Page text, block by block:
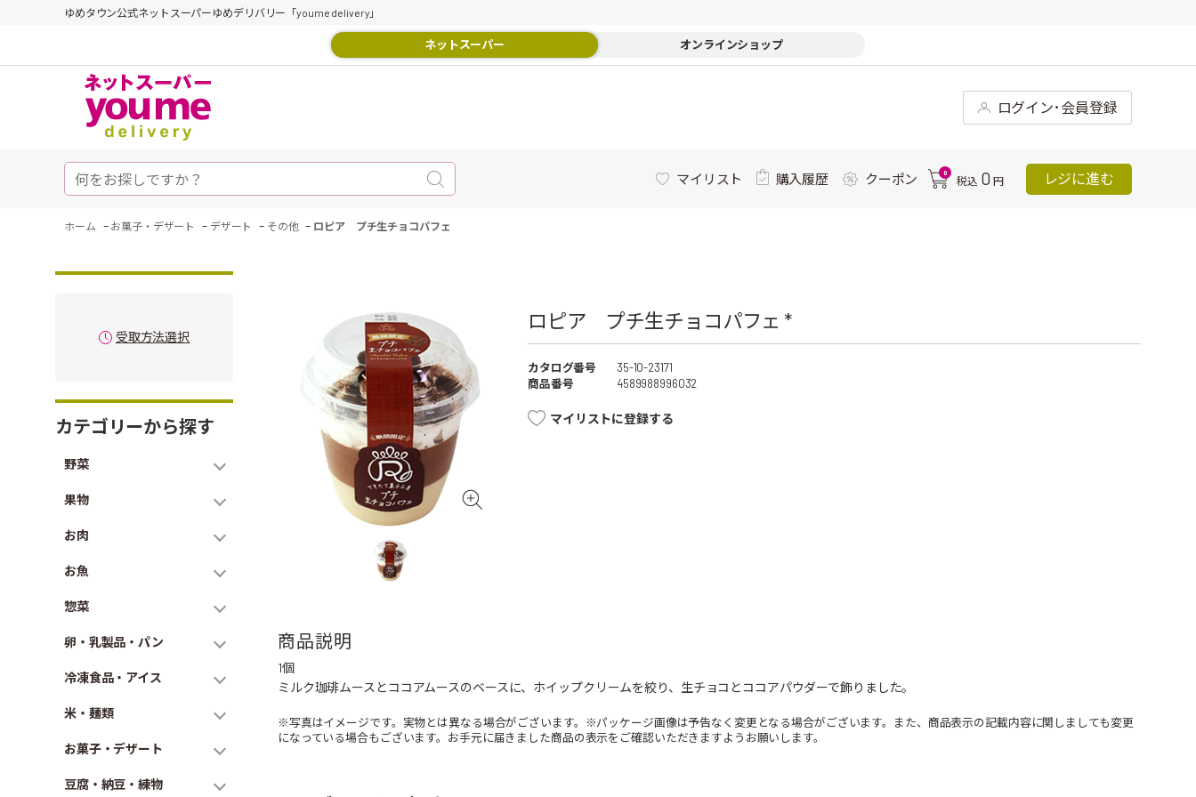
ゆめタウン公式ネットスーパーゆめデリバリー「youme delivery」
ネットスーパー オンラインショップ
ログイン･会員登録
マイリスト 購入履歴 クーポン 0
税込 0 円 レジに進む
ホーム - お菓子・デザート - デザート - その他 - ロピア プチ生チョコパフェ
受取方法選択
カテゴリーから探す
野菜
果物
お肉
お魚
惣菜
卵・乳製品・パン
冷凍食品・アイス
米・麺類
お菓子・デザート
豆腐・納豆・練物
ロピア プチ生チョコパフェ *
カタログ番号
35-10-23171
商品番号
4589988996032
マイリストに登録する
商品説明
1個
ミルク珈琲ムースとココアムースのベースに、ホイップクリームを絞り、生チョコとココアパウダーで飾りました。
※写真はイメージです。実物とは異なる場合がございます。※パッケージ画像は予告なく変更となる場合がございます。また、商品表示の記載内容に関しましても変更
になっている場合もございます。お手元に届きました商品の表示をご確認いただきますようお願いします。